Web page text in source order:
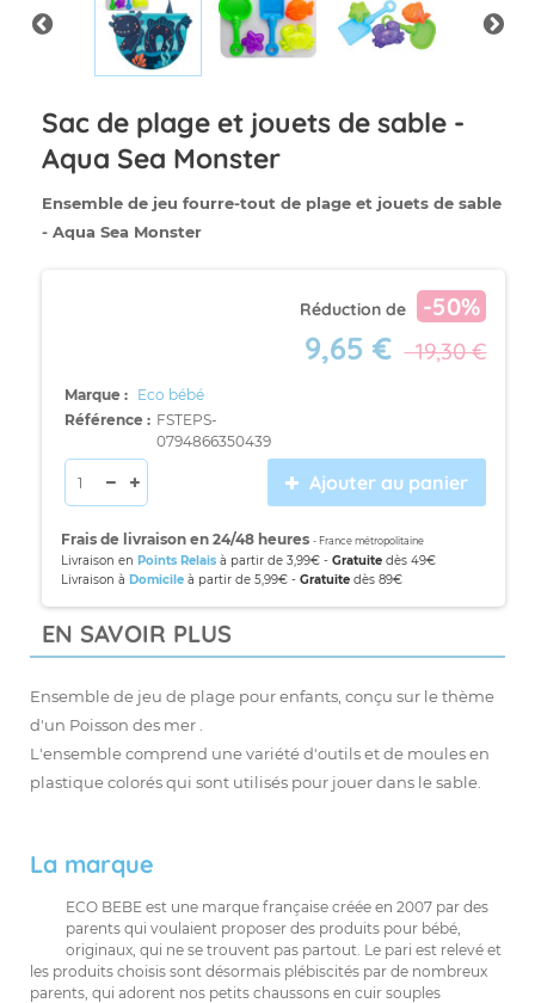
Sac de plage et jouets de sable -
Aqua Sea Monster
Ensemble de jeu fourre-tout de plage et jouets de sable
- Aqua Sea Monster
Réduction de -50%
9,65 € 19,30 €
Marque : Eco bébé
Référence : FSTEPS-
0794866350439
Ajouter au panier
Frais de livraison en 24/48 heures - France métropolitaine
Livraison en Points Relaisà partir de 3,99€ - Gratuitedès 49€
Livraison à Domicileà partir de 5,99€ - Gratuitedès 89€
EN SAVOIR PLUS
Ensemble de jeu de plage pour enfants, conçu sur le thème
d'un Poisson des mer .
L'ensemble comprend une variété d'outils et de moules en
plastique colorés qui sont utilisés pour jouer dans le sable.
La marque
ECO BEBE est une marque française créée en 2007 par des
parents qui voulaient proposer des produits pour bébé,
originaux, qui ne se trouvent pas partout. Le pari est relevé et
les produits choisis sont désormais plébiscités par de nombreux
parents, qui adorent nos petits chaussons en cuir souples